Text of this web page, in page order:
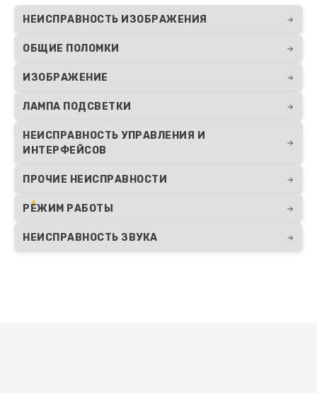
НЕИСПРАВНОСТЬ ИЗОБРАЖЕНИЯ
ОБЩИЕ ПОЛОМКИ
ИЗОБРАЖЕНИЕ
ЛАМПА ПОДСВЕТКИ
НЕИСПРАВНОСТЬ УПРАВЛЕНИЯ И
ИНТЕРФЕЙСОВ
ПРОЧИЕ НЕИСПРАВНОСТИ
РЕЖИМ РАБОТЫ
НЕИСПРАВНОСТЬ ЗВУКА